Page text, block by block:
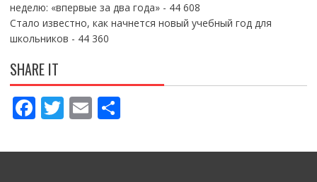
неделю: «впервые за два года»- 44 608
Стало известно, как начнется новый учебный год для
школьников - 44 360
SHARE IT
F
e
T
itt
E
ai
П
ді